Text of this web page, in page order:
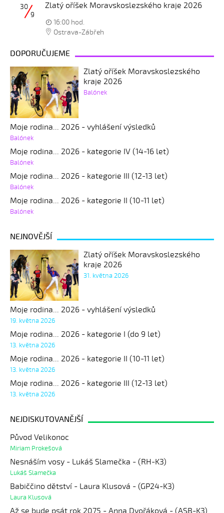
Zlatý oříšek Moravskoslezského kraje 2026
30
9
16:00 hod.
Ostrava-Zábřeh
DOPORUČUJEME
Zlatý oříšek Moravskoslezského
kraje 2026
Balónek
Moje rodina... 2026 - vyhlášení výsledků
Balónek
Moje rodina... 2026 - kategorie IV (14-16 let)
Balónek
Moje rodina... 2026 - kategorie III (12-13 let)
Balónek
Moje rodina... 2026 - kategorie II (10-11 let)
Balónek
NEJNOVĚJŠÍ
Zlatý oříšek Moravskoslezského
kraje 2026
31. května 2026
Moje rodina... 2026 - vyhlášení výsledků
19. května 2026
Moje rodina... 2026 - kategorie I (do 9 let)
13. května 2026
Moje rodina... 2026 - kategorie II (10-11 let)
13. května 2026
Moje rodina... 2026 - kategorie III (12-13 let)
13. května 2026
NEJDISKUTOVANĚJŠÍ
Původ Velikonoc
Miriam Prokešová
Nesnáším vosy - Lukáš Slamečka - (RH-K3)
Lukáš Slamečka
Babiččino dětství - Laura Klusová - (GP24-K3)
Laura Klusová